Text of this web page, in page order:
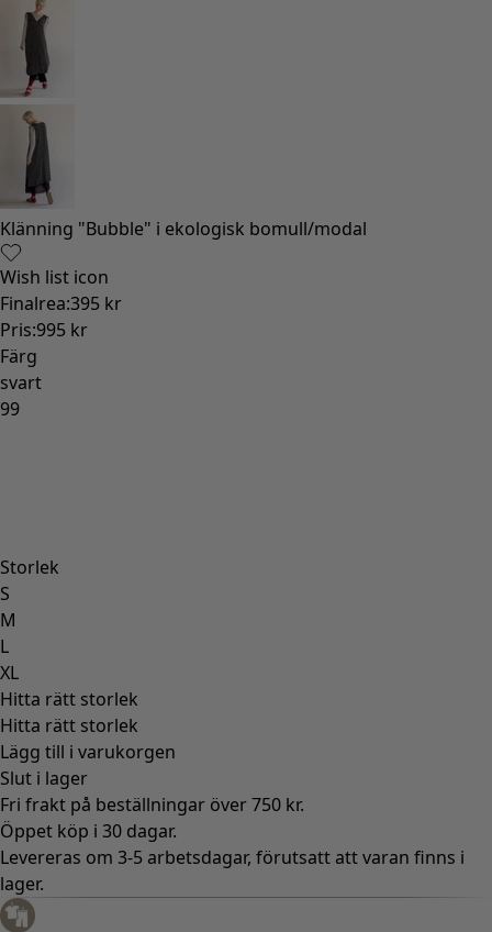
Klänning "Bubble" i ekologisk bomull/modal
Wish list icon
Finalrea:395 kr
Pris:995 kr
Färg
svart
99
Storlek
S
M
L
XL
Hitta rätt storlek
Hitta rätt storlek
Lägg till i varukorgen
Slut i lager
Fri frakt på beställningar över 750 kr.
Öppet köp i 30 dagar.
Levereras om 3-5 arbetsdagar, förutsatt att varan finns i
lager.